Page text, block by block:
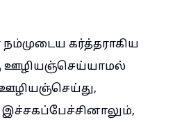
கர்த்தராகிய
ஊழியஞ்செய்யாமல்